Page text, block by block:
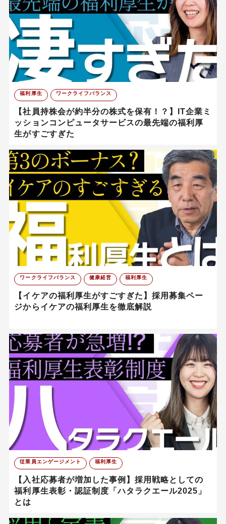
福利厚生 ワークライフバランス
【社員持株会が約半分の株式を保有！？】IT企業ミ
ッションコンピュータサービスの最先端の福利厚
生がすごすぎた
ワークライフバランス 健康経営 福利厚生
【イケアの福利厚生がすごすぎた】採用募集ペー
ジからイケアの福利厚生を徹底解説
従業員エンゲージメント 福利厚生
【入社応募者が増加した事例】採用戦略としての
福利厚生表彰・認証制度「ハタラクエール2025」
とは